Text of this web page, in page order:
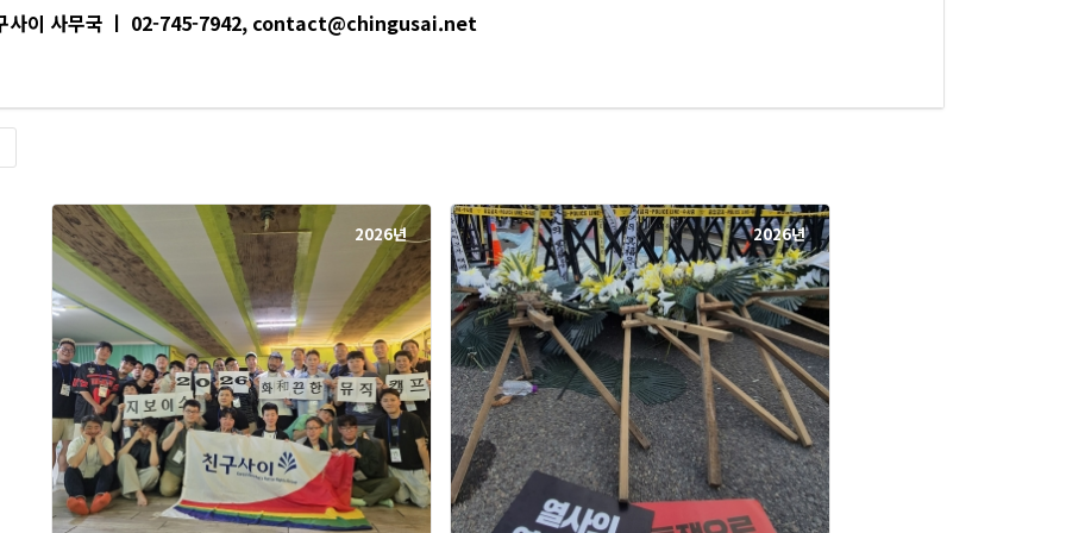
사이 사무국 ㅣ 02-745-7942, contact@chingusai.net
2026년 2026년